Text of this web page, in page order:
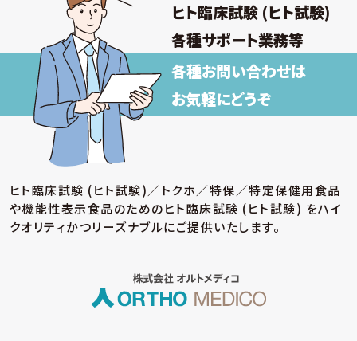
ヒト臨床試験 (ヒト試験)
各種サポート業務等
各種お問い合わせは
お気軽にどうぞ
ヒト臨床試験 (ヒト試験)／トクホ／特保／特定保健用食品
や機能性表示食品のためのヒト臨床試験 (ヒト試験) をハイ
クオリティかつリーズナブルにご提供いたします。